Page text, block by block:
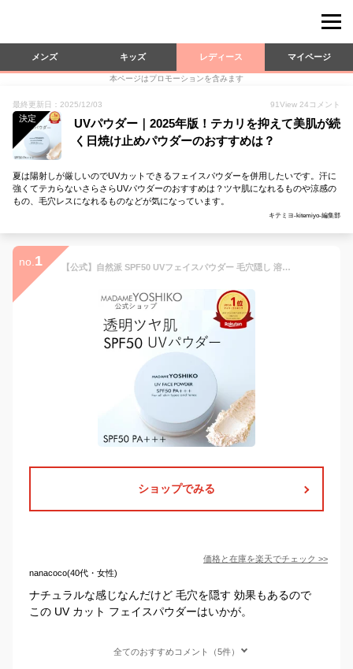
メンズ キッズ レディース マイページ
本ページはプロモーションを含みます
最終更新日：2025/12/03 91View 24 コメント
決定
UVパウダー｜2025年版！テカリを抑えて美肌が続
く日焼け止めパウダーのおすすめは？
夏は陽射しが厳しいのでUVカットできるフェイスパウダーを併用したいです。汗に
強くてテカらないさらさらUVパウダーのおすすめは？ツヤ肌になれるものや涼感の
もの、毛穴レスになれるものなどが気になっています。
キテミヨ-kitemiyo-編集部
no. 1 【公式】自然派 SPF50 UVフェイスパウダー 毛穴隠し 溶け込む 透明感 しっとり滑らか乾燥しない SPF50 PA+++ トーンアップ 艶肌 ルース 日焼け止めパウダー 毛穴レス テカリくすみ予防ビタミンC誘導体 フィニッシングパウダー
ショップでみる
価格と在庫を楽天でチェック >>
nanacoco(40代・女性)
ナチュラルな感じなんだけど 毛穴を隠す 効果もあるので
この UV カット フェイスパウダーはいかが。
全てのおすすめコメント（5件）